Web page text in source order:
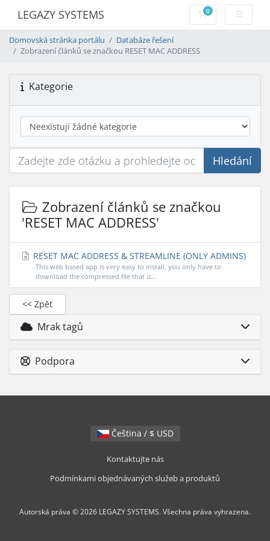
LEGAZY SYSTEMS 0Nákupní Košík
Domovská stránka portálu
Databáze řešení
Zobrazení článků se značkou RESET MAC ADDRESS
Kategorie
Hledání
Zobrazení článků se značkou
'RESET MAC ADDRESS'
RESET MAC ADDRESS & STREAMLINE (ONLY ADMINS)
This web based app is very easy to install, you only have to
download the compressed file that is...
<< Zpět
Mrak tagů
Podpora
Čeština / $ USD
Kontaktujte nás
Podmínkami objednávaných služeb a produktů
Autorská práva © 2026 LEGAZY SYSTEMS. Všechna práva vyhrazena.